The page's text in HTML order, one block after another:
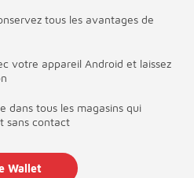
tous les avantages de
votre appareil Android et laissez
dans tous les magasins qui
sans contact
Wallet